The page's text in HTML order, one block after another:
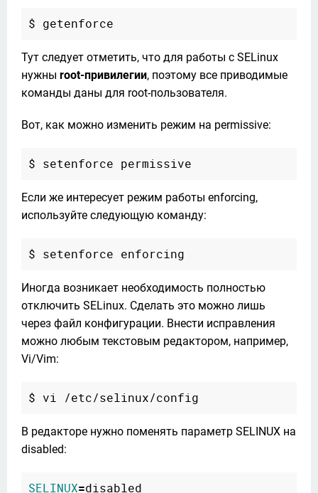
Тут следует отметить, что для работы с SELinux
нужны root-привилегии, поэтому все приводимые
команды даны для root-пользователя.
Вот, как можно изменить режим на permissive:
Если же интересует режим работы enforcing,
используйте следующую команду:
Иногда возникает необходимость полностью
отключить SELinux. Сделать это можно лишь
через файл конфигурации. Внести исправления
можно любым текстовым редактором, например,
Vi/Vim:
В редакторе нужно поменять параметр SELINUX на
disabled:
SELINUX=